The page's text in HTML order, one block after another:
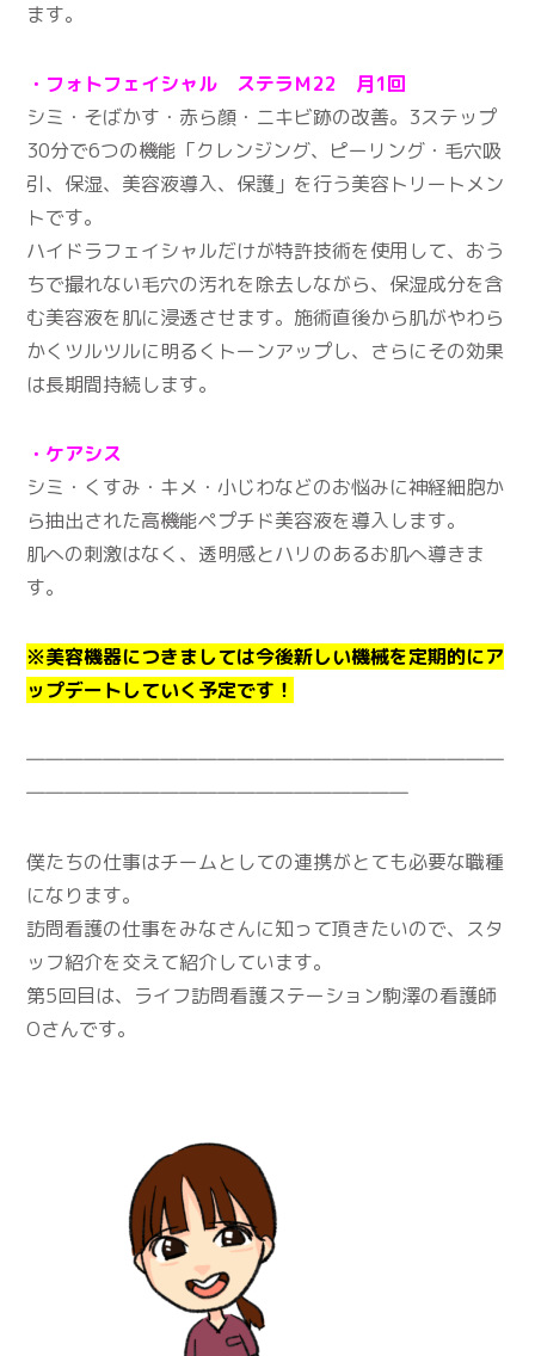
ます。
・フォトフェイシャル ステラＭ22 月1回
シミ・そばかす・赤ら顔・ニキビ跡の改善。3ステップ
30分で6つの機能「クレンジング、ピーリング・毛穴吸
引、保湿、美容液導入、保護」を行う美容トリートメン
トです。
ハイドラフェイシャルだけが特許技術を使用して、おう
ちで撮れない毛穴の汚れを除去しながら、保湿成分を含
む美容液を肌に浸透させます。施術直後から肌がやわら
かくツルツルに明るくトーンアップし、さらにその効果
は長期間持続します。
・ケアシス
シミ・くすみ・キメ・小じわなどのお悩みに神経細胞か
ら抽出された高機能ペプチド美容液を導入します。
肌への刺激はなく、透明感とハリのあるお肌へ導きま
す。
※美容機器につきましては今後新しい機械を定期的にア
ップデートしていく予定です！
―――――――――――――――――――――――――
――――――――――――――――――――
僕たちの仕事はチームとしての連携がとても必要な職種
になります。
訪問看護の仕事をみなさんに知って頂きたいので、スタ
ッフ紹介を交えて紹介しています。
第5回目は、ライフ訪問看護ステーション駒澤の看護師
Oさんです。